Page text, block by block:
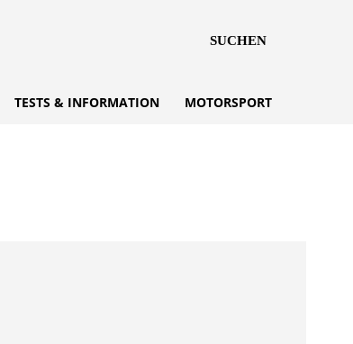
SUCHEN
TESTS & INFORMATION MOTORSPORT